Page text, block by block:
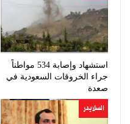
استشهاد وإصابة 534 مواطناً
جراء الخروقات السعودية في
صعدة
السلايدر